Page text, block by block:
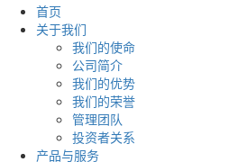
首页
关于我们
我们的使命
公司简介
我们的优势
我们的荣誉
管理团队
投资者关系
产品与服务